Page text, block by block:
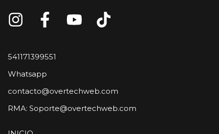
541171399551
Whatsapp
contacto@overtechweb.com
RMA: Soporte@overtechweb.com